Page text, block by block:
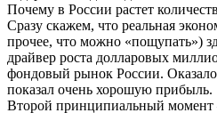
Почему в России растет
Сразу скажем, что реальная
прочее, что можно «пощупать»)
драйвер роста долларовых
фондовый рынок России.
показал очень хорошую прибыль.
Второй принципиальный момент